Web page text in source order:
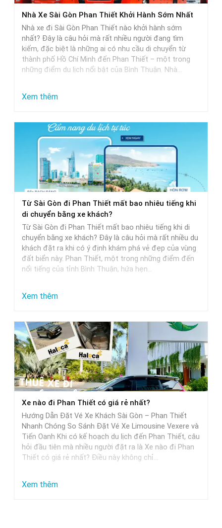
Sài
Gòn
Khởi
Hành
Trễ
Nhất
Nhà Xe Sài Gòn Phan Thiết Khởi Hành Sớm Nhất
Nhà xe đi Sài Gòn Phan Thiết nào khởi hành sớm
nhất? Đây là câu hỏi mà rất nhiều người đang tìm
kiếm, đặc biệt là những ai có nhu cầu di chuyển từ
thành phố Hồ Chí Minh đến Phan Thiết – một trong
những điểm du lịch nổi bật của Bình Thuận. Nhà…
Xem thêm:
Xe
Sài
Gòn
Phan
Thiết
Khởi
Hành
Nhất
Từ Sài Gòn đi Phan Thiết mất bao nhiêu tiếng khi
di chuyển bằng xe khách?
Từ Sài Gòn đi Phan Thiết mất bao nhiêu tiếng khi di
chuyển bằng xe khách? Đây là câu hỏi mà rất nhiều du
khách đặt ra khi có ý định khám phá vẻ đẹp của vùng
đất biển này. Phan Thiết, một trong những điểm đến
nổi tiếng của tỉnh Bình Thuận, hứa hẹn…
Xem thêm:
Sài
Gòn
đi
Phan
Thiết
mất
bao
nhiêu
tiếng
khi
di
Xe nào đi Phan Thiết có giá rẻ nhất?
Hướng Dẫn Đặt Vé Xe Khách Sài Gòn – Phan Thiết
Nhanh Chóng So Sánh Đặt Vé Xe Limousine Vexere và
Tiến Oanh Khi có kế hoạch du lịch đến Phan Thiết, câu
hỏi đầu tiên mà nhiều người đặt ra là Xe nào đi Phan
Thiết có giá rẻ nhất? Điều này không chỉ…
Xem thêm: